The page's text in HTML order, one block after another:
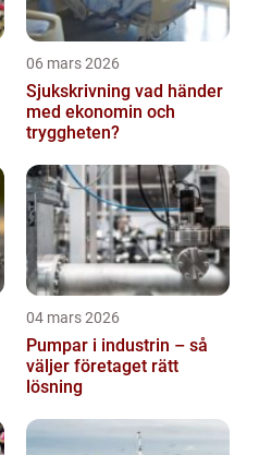
06 mars 2026
Sjukskrivning vad händer
med ekonomin och
tryggheten?
04 mars 2026
Pumpar i industrin – så
väljer företaget rätt
lösning